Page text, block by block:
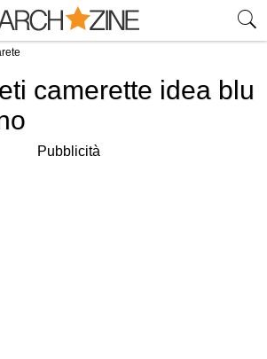
camerette idea blu
Pubblicità